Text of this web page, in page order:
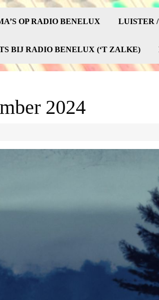
OP RADIO BENELUX LUISTER
BIJ RADIO BENELUX (‘T ZALKE)
2024